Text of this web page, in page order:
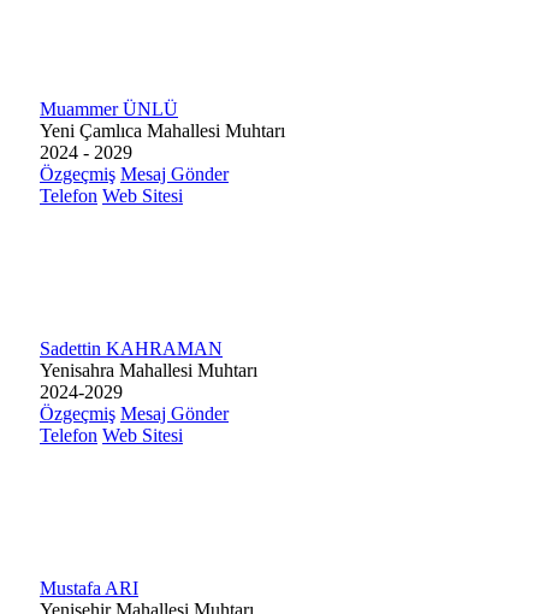
Muammer ÜNLÜ
Yeni Çamlıca Mahallesi Muhtarı
2024 - 2029
Özgeçmiş Mesaj Gönder
Telefon Web Sitesi
Sadettin KAHRAMAN
Yenisahra Mahallesi Muhtarı
2024-2029
Özgeçmiş Mesaj Gönder
Telefon Web Sitesi
Mustafa ARI
Yenişehir Mahallesi Muhtarı